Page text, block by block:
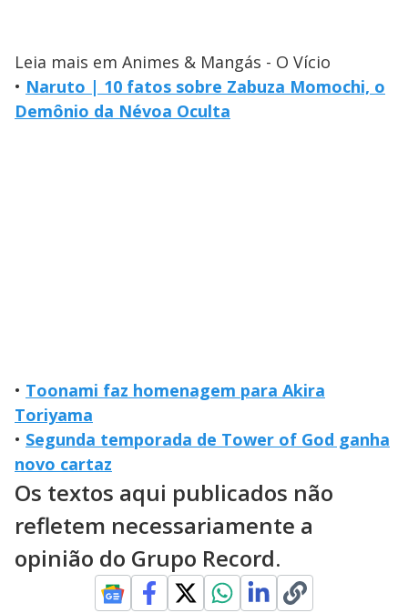
Leia mais em Animes & Mangás - O Vício
• Naruto | 10 fatos sobre Zabuza Momochi, o
Demônio da Névoa Oculta
• Toonami faz homenagem para Akira
Toriyama
• Segunda temporada de Tower of God ganha
novo cartaz
Os textos aqui publicados não
refletem necessariamente a
opinião do Grupo Record.